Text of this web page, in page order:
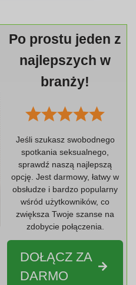
Po prostu jeden z
najlepszych w
branży!
Jeśli szukasz swobodnego
spotkania seksualnego,
sprawdź naszą najlepszą
opcję. Jest darmowy, łatwy w
obsłudze i bardzo popularny
wśród użytkowników, co
zwiększa Twoje szanse na
zdobycie połączenia.
DOŁĄCZ ZA
DARMO